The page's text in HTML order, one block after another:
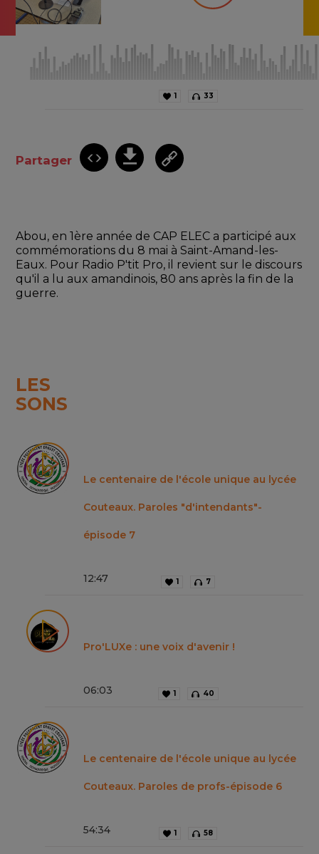
1 33
Partager
Abou, en 1ère année de CAP ELEC a participé aux
commémorations du 8 mai à Saint-Amand-les-
Eaux. Pour Radio P'tit Pro, il revient sur le discours
qu'il a lu aux amandinois, 80 ans après la fin de la
guerre.
LES
SONS
Le centenaire de l'école unique au lycée
Couteaux. Paroles "d'intendants"-
épisode 7
12:47 1 7
Pro'LUXe : une voix d'avenir !
06:03 1 40
Le centenaire de l'école unique au lycée
Couteaux. Paroles de profs-épisode 6
54:34 1 58